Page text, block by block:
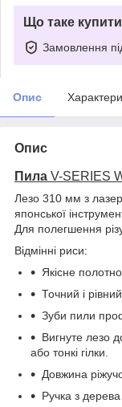
Що таке
Замовлення
Опис
Опис
Пила V-SERIES
Лезо 310 мм з
японської
Для полегшення
Відмінні риси:
Якісне полотно
Точний і рівний
Зуби пили
Вигнуте лезо
або тонкі гілки.
Довжина
Ручка з дерева